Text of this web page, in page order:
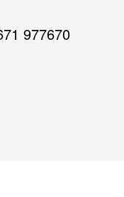
977670